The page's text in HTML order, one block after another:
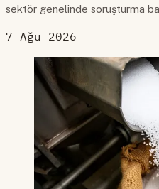
sektör genelinde soruşturma
7 Ağu 2026